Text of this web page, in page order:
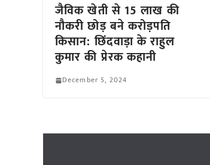
जैविक खेती से 15 लाख की
नौकरी छोड़ बने करोड़पति
किसान: छिंदवाड़ा के राहुल
कुमार की प्रेरक कहानी
December 5, 2024